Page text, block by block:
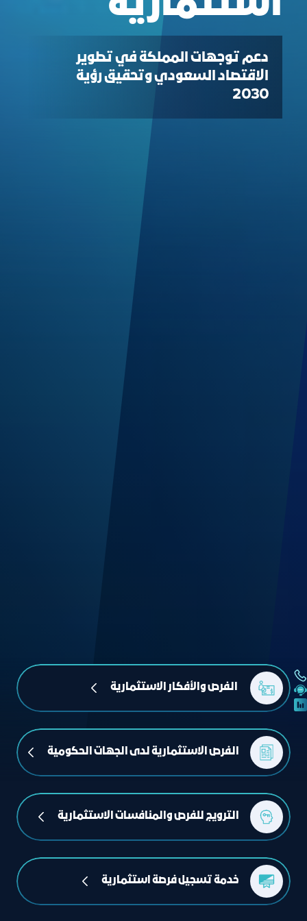
دعم توجهات المملكة في تطوير
الاقتصاد السعودي وتحقيق رؤية
2030
الفرص والأفكار الاستثمارية
الفرص الاستثمارية لدى الجهات الحكومية
الترويج للفرص والمنافسات الاستثمارية
خدمة تسجيل فرصة استثمارية